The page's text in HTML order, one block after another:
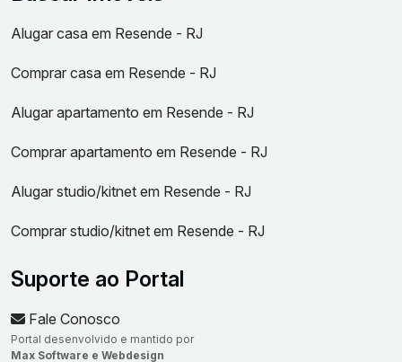
Alugar casa em Resende - RJ
Comprar casa em Resende - RJ
Alugar apartamento em Resende - RJ
Comprar apartamento em Resende - RJ
Alugar studio/kitnet em Resende - RJ
Comprar studio/kitnet em Resende - RJ
Suporte ao Portal
Fale Conosco
Portal desenvolvido e mantido por
Max Software e Webdesign